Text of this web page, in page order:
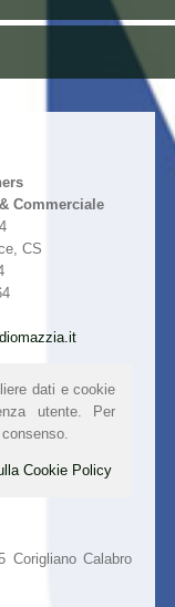
Commerciale
CS
dati e cookie
utente. Per
Cookie Policy
Corigliano Calabro